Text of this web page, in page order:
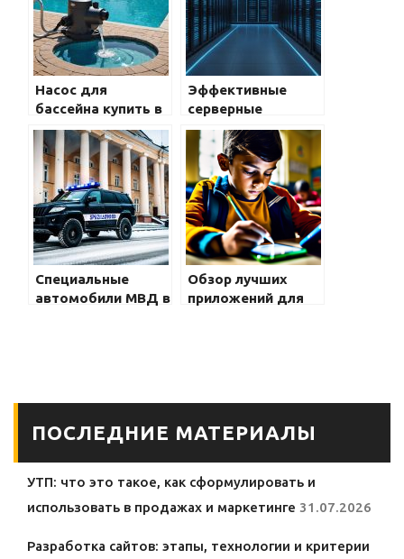
Насос для
бассейна купить в
Ростове-на-Дону с
доставкой
Эффективные
серверные
решения от
Huawei: что нужно
знать
Специальные
автомобили МВД в
Обзор лучших
приложений для
ПОСЛЕДНИЕ МАТЕРИАЛЫ
УТП: что это такое, как сформулировать и
использовать в продажах и маркетинге 31.07.2026
Разработка сайтов: этапы, технологии и критерии